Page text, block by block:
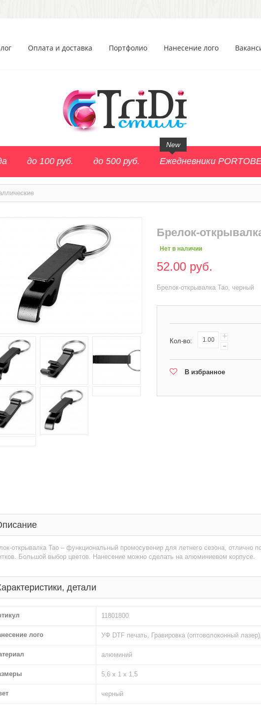
Оплата и доставка Портфолио Нанесение лого
до 100 руб. до 500 руб. Ежедневники
New
Брелок-
Нет в наличии
52.00 руб.
Брелок-открывалка Tao, черный
Кол-во: +
-
В избранное
открывалка Тао – функциональный промосувенир для летнего сезона, отлично
Большой выбор цветов. Нанесение можно сделать на алюминиевом корпусе.
детали
11801800
лого УФ DTF печать, Гравировка (оптоволоконный
алюминий
5,6 х 1 х 1,5
черный